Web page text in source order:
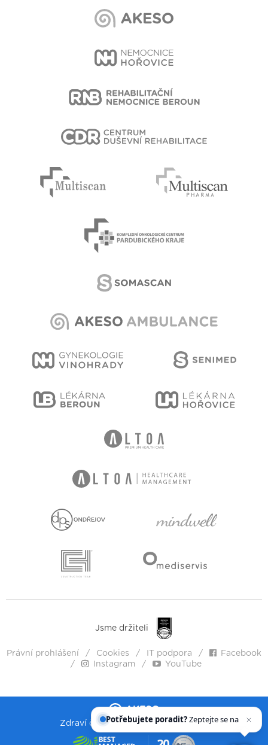
Jsme držiteli
Právní prohlášení Cookies IT podpora
Facebook
Instagram
YouTube
Zdraví člověka. Lidskost. Vstřícnost.
Potřebujete poradit? Zeptejte se našeho asis